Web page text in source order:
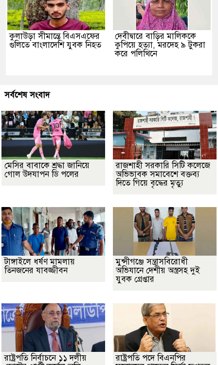
কুলাউড়া সীমান্তে বিএসএফের
গুলিতে বাংলাদেশি যুবক নিহত
দেবীদ্বারে বাড়ির মালিককে
কুপিয়ে হত্যা, মরদেহ ৯ টুকরা
করে পলিথিনে
সর্বশেষ সংবাদ
মেসির বাবাকে শ্রদ্ধা জানিয়ে
গোল উদযাপন ডি পলের
রাজশাহী সরকারি সিটি কলেজে
অভিভাবক সমাবেশে বক্তব্য
দিতে গিয়ে বৃদ্ধের মৃত্যু
টাঙ্গাইলে ধর্ষণ মামলায়
তিনজনের যাবজ্জীবন
মুন্সীগঞ্জে সন্ত্রাসবিরোধী
অভিযানে দেশীয় অস্ত্রসহ দুই
যুবক গ্রেপ্তার
রাষ্ট্রপতি নির্বাচনে ১১ দলীয়
রাষ্ট্রপতি পদে বিএনপির